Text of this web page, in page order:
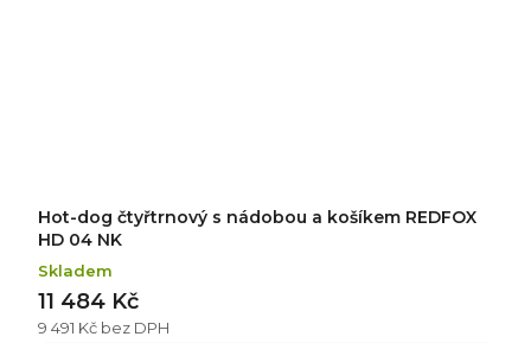
Hot-dog čtyřtrnový s nádobou a košíkem REDFOX
HD 04 NK
Skladem
9 491 Kč bez DPH
11 484 Kč